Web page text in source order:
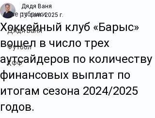
Все рубрики
Дядя Ваня
Футбол
КФФ
Хоккейный клуб «Барыс»
вошел в число трех
аутсайдеров по количеству
финансовых выплат по
итогам сезона 2024/2025
годов.
Дядя Ваня
11 сент. 2025 г.